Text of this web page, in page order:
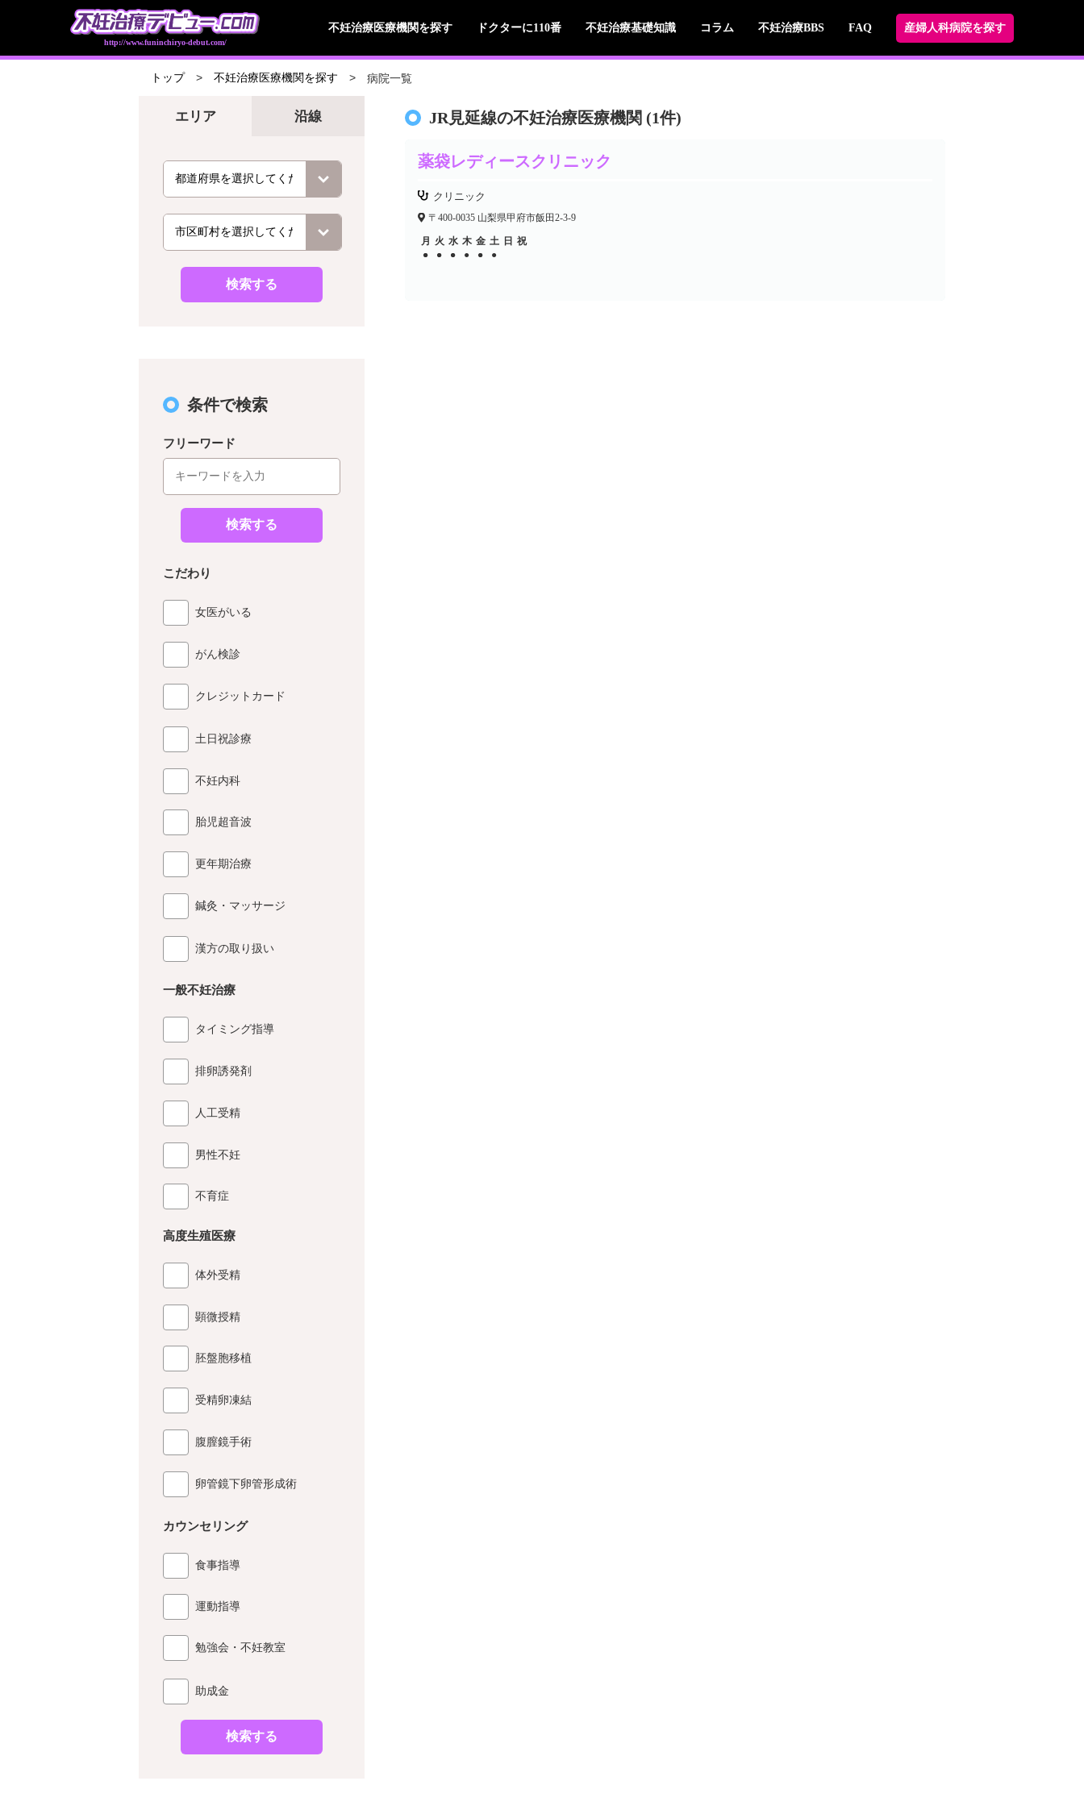
http://www.funinchiryo-debut.com/
不妊治療医療機関を探す ドクターに110番 不妊治療基礎知識 コラム 不妊治療BBS FAQ 産婦人科病院を探す
トップ 不妊治療医療機関を探す 病院一覧
エリア
検索する
沿線
条件で検索
フリーワード
検索する
こだわり
女医がいる
がん検診
クレジットカード
土日祝診療
不妊内科
胎児超音波
更年期治療
鍼灸・マッサージ
漢方の取り扱い
一般不妊治療
タイミング指導
排卵誘発剤
人工受精
男性不妊
不育症
高度生殖医療
体外受精
顕微授精
胚盤胞移植
受精卵凍結
腹膣鏡手術
卵管鏡下卵管形成術
カウンセリング
食事指導
運動指導
勉強会・不妊教室
助成金
検索する
JR見延線の不妊治療医療機関 (1件)
薬袋レディースクリニック
クリニック
〒400-0035 山梨県甲府市飯田2-3-9
月 火 水 木 金 土 日 祝
●
● ● ● ● ●
● ● ● ●